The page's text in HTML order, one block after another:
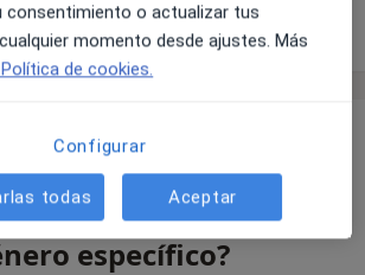
gustaría que el
fuera de un
específico?
consentimiento o actualizar tus
momento desde ajustes. Más
Política de cookies.
Configurar
todas Aceptar